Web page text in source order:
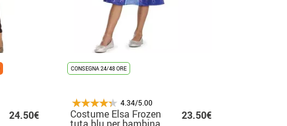
24.50€
CONSEGNA 24/48 ORE
4.34/5.00
Costume Elsa Frozen 23.50€